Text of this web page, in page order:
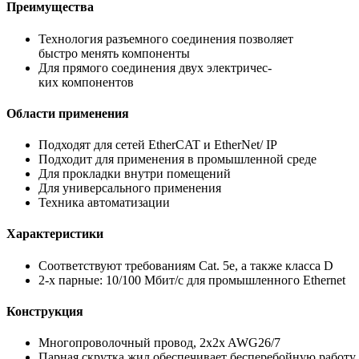
Преимущества
Технология разъемного соединения позволяет
быстро менять компоненты
Для прямого соединения двух электричес-
ких компонентов
Области применения
Подходят для сетей EtherCAT и EtherNet/ IP
Подходит для применения в промышленной среде
Для прокладки внутри помещений
Для универсального применения
Техника автоматизации
Характеристики
Соответствуют требованиям Cat. 5e, а также класса D
2-х парные: 10/100 Mбит/с для промышленного Ethernet
Конструкция
Многопроволочный провод, 2x2x AWG26/7